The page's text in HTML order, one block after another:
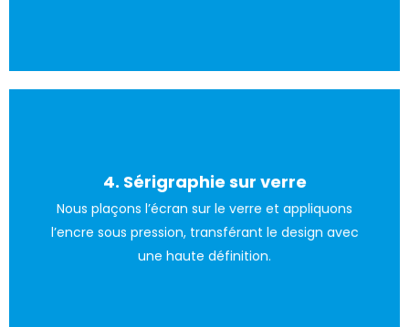
4. Sérigraphie sur verre
Nous plaçons l’écran sur le verre et appliquons
l’encre sous pression, transférant le design avec
une haute définition.
Nous utilisons ensuite une raclette ou une machine
d’impression spécialisée pour transférer l’encre sur la